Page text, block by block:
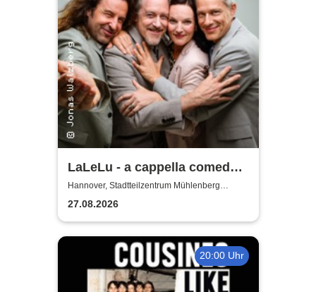
LaLeLu - a cappella comedy -
Urlaub vom Hirn
Hannover, Stadtteilzentrum Mühlenberg
Hannover
27.08.2026
20:00 Uhr